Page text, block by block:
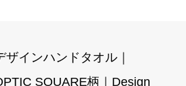
ザインハンドタオル｜
SQUARE柄｜Design